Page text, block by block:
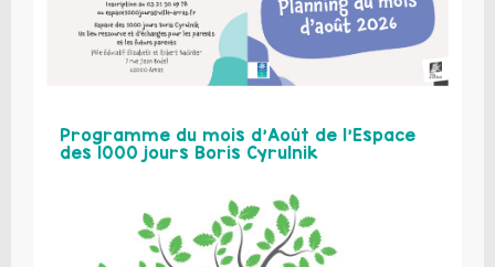
Programme du mois d’Août de l’Espace
des 1000 jours Boris Cyrulnik